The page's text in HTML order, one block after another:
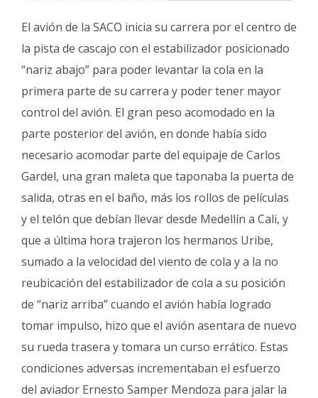
El avión de la SACO inicia su carrera por el centro de
la pista de cascajo con el estabilizador posicionado
“nariz abajo” para poder levantar la cola en la
primera parte de su carrera y poder tener mayor
control del avión. El gran peso acomodado en la
parte posterior del avión, en donde había sido
necesario acomodar parte del equipaje de Carlos
Gardel, una gran maleta que taponaba la puerta de
salida, otras en el baño, más los rollos de películas
y el telón que debían llevar desde Medellín a Cali, y
que a última hora trajeron los hermanos Uribe,
sumado a la velocidad del viento de cola y a la no
reubicación del estabilizador de cola a su posición
de “nariz arriba” cuando el avión había logrado
tomar impulso, hizo que el avión asentara de nuevo
su rueda trasera y tomara un curso errático. Estas
condiciones adversas incrementaban el esfuerzo
del aviador Ernesto Samper Mendoza para jalar la